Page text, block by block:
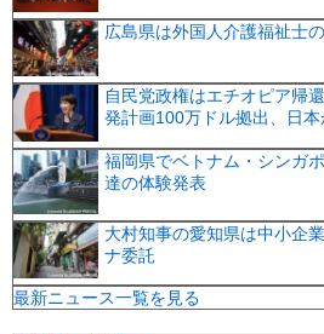
広島県は外国人介護福祉士
自民党政権はエチオピア帰
発計画100万ドル拠出、日
福岡県でベトナム・シンガ
達の体験発表
大村知事の愛知県は中小企
ナ委託
最新ニュース一覧を見る